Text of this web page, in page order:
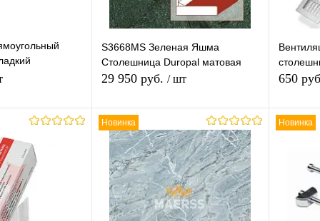
40 150 руб.
S68027 Роман серая мозайка
14 520 руб./ шт 24 200 руб.
К
сравнению
S3668MS Зеленая Яшма
Столешница Duropal матовая
29 950 руб. / шт
В корзину
Купить в 1 клик
К
сравнению
В избранное В наличии
650
В
Новинка Новинка